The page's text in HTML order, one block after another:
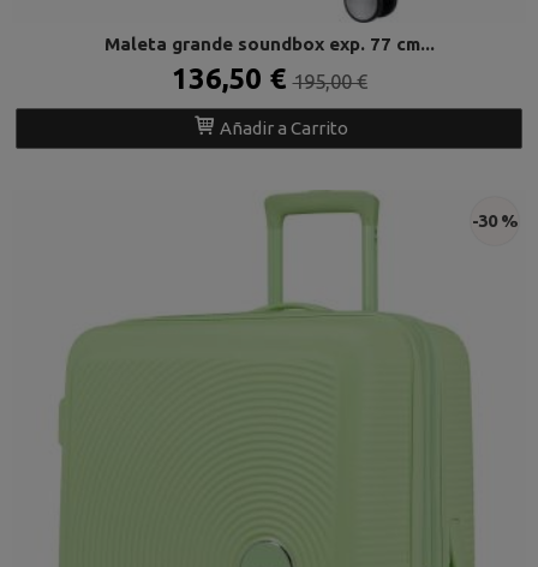
Maleta grande soundbox exp. 77 cm...
136,50 €195,00 €
Añadir a Carrito
-30 %